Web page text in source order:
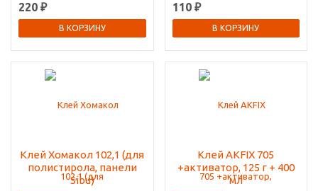
220 ₽
В КОРЗИНУ
110 ₽
В КОРЗИНУ
Клей Хомакол 102,1 (для
полистирола, панели
Sibu)
Клей AKFIX 705
+активатор, 125 г + 400
мл